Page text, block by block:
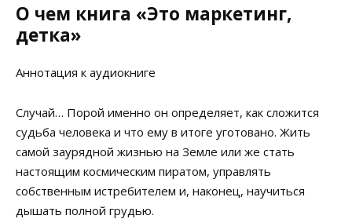
О чем книга «Это маркетинг,
детка»
Аннотация к аудиокниге
Случай… Порой именно он определяет, как сложится
судьба человека и что ему в итоге уготовано. Жить
самой заурядной жизнью на Земле или же стать
настоящим космическим пиратом, управлять
собственным истребителем и, наконец, научиться
дышать полной грудью.